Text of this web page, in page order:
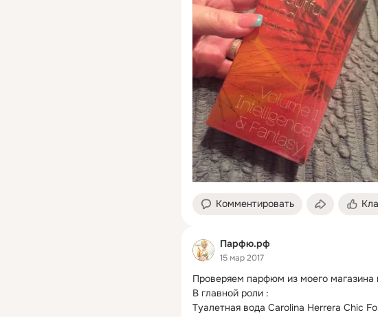
Комментировать
Парфю.рф
15 мар 2017
Проверяем парфюм из моего магазина
В главной роли :
Туалетная вода Carolina Herrera Chic